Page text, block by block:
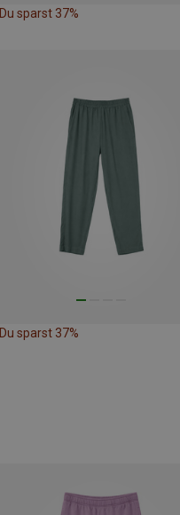
Du sparst 37%
Du sparst 37%